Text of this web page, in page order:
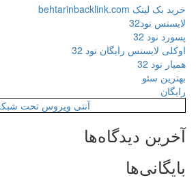
خرید بک لینک behtarinbacklink.com
لایسنس نود32
پسورد نود 32
اوکلی لایسنس رایگان نود 32
همیار نود 32
بهترین سئو
رایگان
آنتی ویروس تحت شبکه
آخرین دیدگاه‌ها
بایگانی‌ها